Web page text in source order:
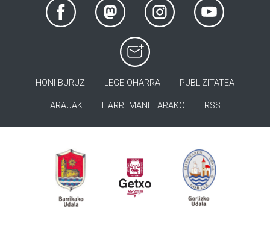
HONI BURUZ LEGE OHARRA PUBLIZITATEA
ARAUAK HARREMANETARAKO RSS